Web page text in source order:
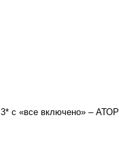
3* с «все включено» – АТОР